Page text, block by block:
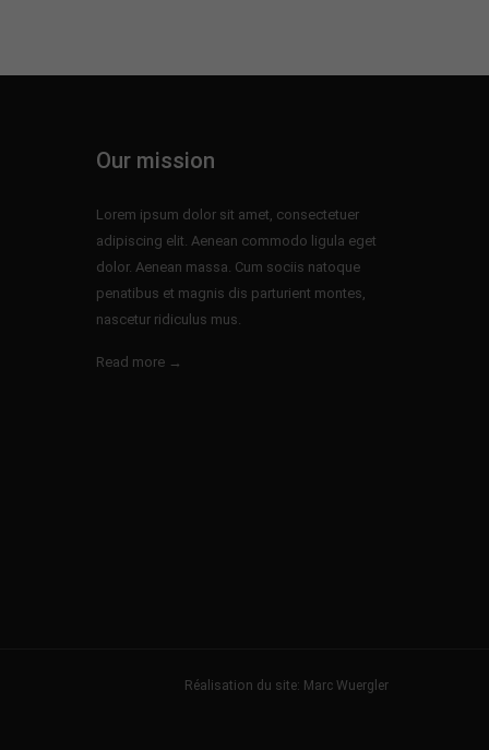
Our mission
Lorem ipsum dolor sit amet, consectetuer
adipiscing elit. Aenean commodo ligula eget
dolor. Aenean massa. Cum sociis natoque
penatibus et magnis dis parturient montes,
nascetur ridiculus mus.
Read more →
Réalisation du site: Marc Wuergler